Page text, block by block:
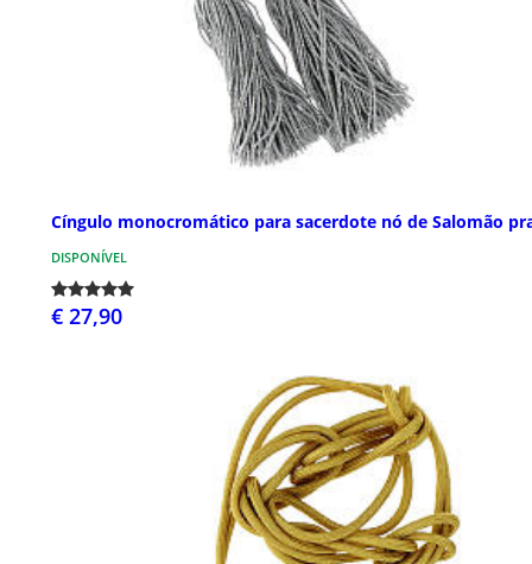
Cíngulo monocromático para sacerdote nó de Salomão
DISPONÍVEL
€ 27,90